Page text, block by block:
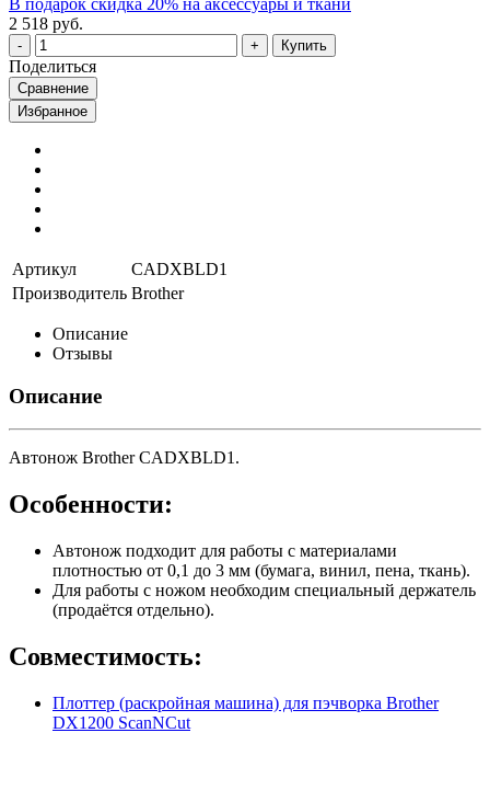
2 518 руб.
Купить
Поделиться
Сравнение
Избранное
Артикул
CADXBLD1
Производитель Brother
Описание
Отзывы
Описание
Автонож Brother CADXBLD1.
Особенности:
Автонож подходит для работы с материалами
плотностью от 0,1 до 3 мм (бумага, винил, пена, ткань).
Для работы с ножом необходим специальный держатель
(продаётся отдельно).
Совместимость:
Плоттер (раскройная машина) для пэчворка Brother
DX1200 ScanNCut